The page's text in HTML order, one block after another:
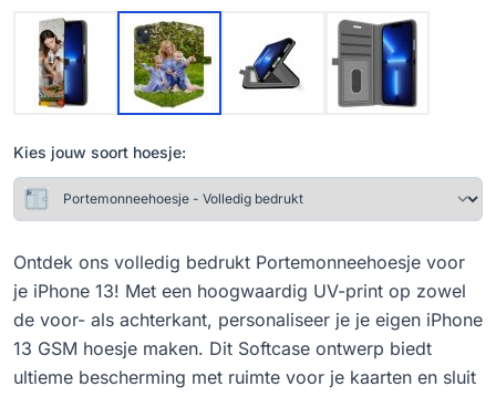
Kies jouw soort hoesje:
Ontdek ons volledig bedrukt Portemonneehoesje voor
je iPhone 13! Met een hoogwaardig UV-print op zowel
de voor- als achterkant, personaliseer je je eigen iPhone
13 GSM hoesje maken. Dit Softcase ontwerp biedt
ultieme bescherming met ruimte voor je kaarten en sluit